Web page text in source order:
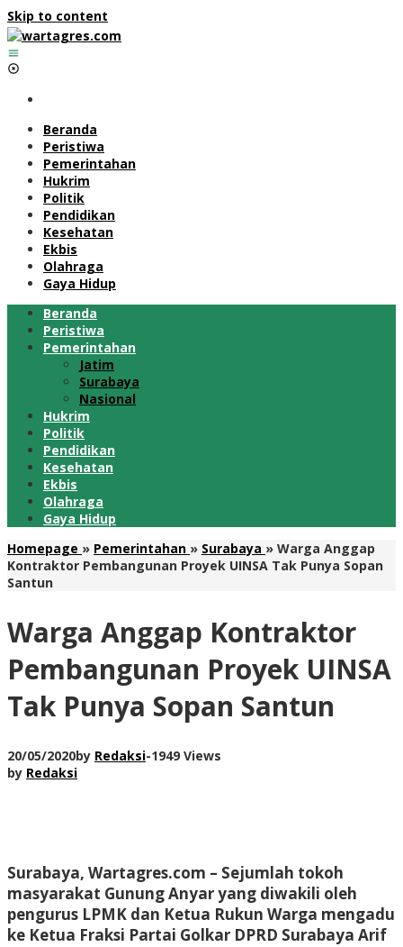
Skip to content
Beranda
Peristiwa
Pemerintahan
Hukrim
Politik
Pendidikan
Kesehatan
Ekbis
Olahraga
Gaya Hidup
Beranda
Peristiwa
Pemerintahan
Jatim
Surabaya
Nasional
Hukrim
Politik
Pendidikan
Kesehatan
Ekbis
Olahraga
Gaya Hidup
Homepage » Pemerintahan » Surabaya » Warga Anggap
Kontraktor Pembangunan Proyek UINSA Tak Punya Sopan
Santun
Warga Anggap Kontraktor
Pembangunan Proyek UINSA
Tak Punya Sopan Santun
20/05/2020by Redaksi-1949 Views
by Redaksi
Surabaya, Wartagres.com – Sejumlah tokoh
masyarakat Gunung Anyar yang diwakili oleh
pengurus LPMK dan Ketua Rukun Warga mengadu
ke Ketua Fraksi Partai Golkar DPRD Surabaya Arif